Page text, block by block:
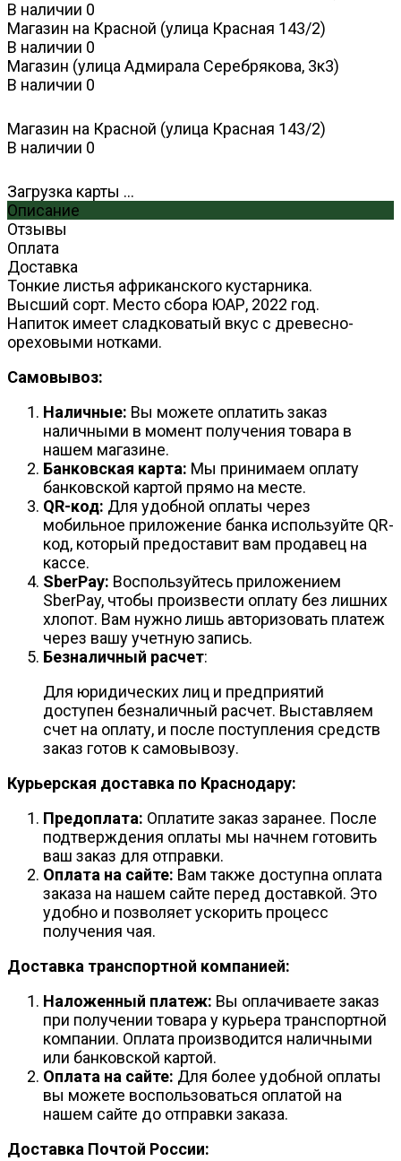
В наличии 0
Магазин на Красной (улица Красная 143/2)
В наличии 0
Магазин (улица Адмирала Серебрякова, 3к3)
В наличии 0
Магазин на Красной (улица Красная 143/2)
В наличии 0
Загрузка карты ...
Описание
Отзывы
Оплата
Доставка
Тонкие листья африканского кустарника.
Высший сорт. Место сбора ЮАР, 2022 год.
Напиток имеет сладковатый вкус с древесно-
ореховыми нотками.
Самовывоз:
Наличные: Вы можете оплатить заказ
наличными в момент получения товара в
нашем магазине.
Банковская карта: Мы принимаем оплату
банковской картой прямо на месте.
QR-код: Для удобной оплаты через
мобильное приложение банка используйте QR-
код, который предоставит вам продавец на
кассе.
SberPay: Воспользуйтесь приложением
SberPay, чтобы произвести оплату без лишних
хлопот. Вам нужно лишь авторизовать платеж
через вашу учетную запись.
Безналичный расчет:
Для юридических лиц и предприятий
доступен безналичный расчет. Выставляем
счет на оплату, и после поступления средств
заказ готов к самовывозу.
Курьерская доставка по Краснодару:
Предоплата: Оплатите заказ заранее. После
подтверждения оплаты мы начнем готовить
ваш заказ для отправки.
Оплата на сайте: Вам также доступна оплата
заказа на нашем сайте перед доставкой. Это
удобно и позволяет ускорить процесс
получения чая.
Доставка транспортной компанией:
Наложенный платеж: Вы оплачиваете заказ
при получении товара у курьера транспортной
компании. Оплата производится наличными
или банковской картой.
Оплата на сайте: Для более удобной оплаты
вы можете воспользоваться оплатой на
нашем сайте до отправки заказа.
Доставка Почтой России: